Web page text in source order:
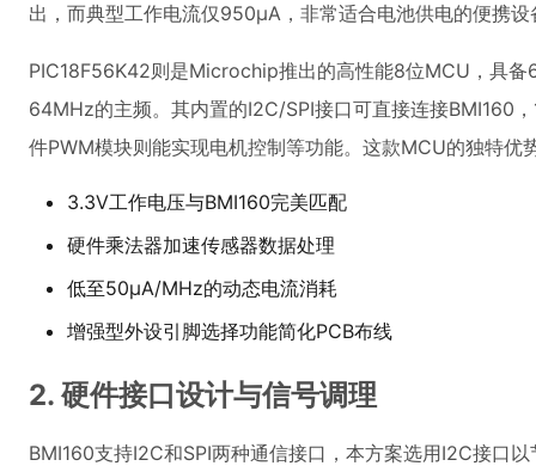
出，而典型工作电流仅950μA，非常适合电池供电的便携设
PIC18F56K42则是Microchip推出的高性能8位MCU，具备
64MHz的主频。其内置的I2C/SPI接口可直接连接BMI160
件PWM模块则能实现电机控制等功能。这款MCU的独特优
3.3V工作电压与BMI160完美匹配
硬件乘法器加速传感器数据处理
低至50μA/MHz的动态电流消耗
增强型外设引脚选择功能简化PCB布线
2. 硬件接口设计与信号调理
BMI160支持I2C和SPI两种通信接口，本方案选用I2C接口